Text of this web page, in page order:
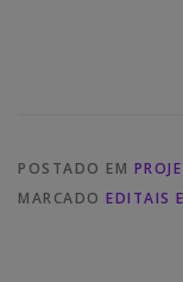
POSTADO EM
MARCADO EDITAIS